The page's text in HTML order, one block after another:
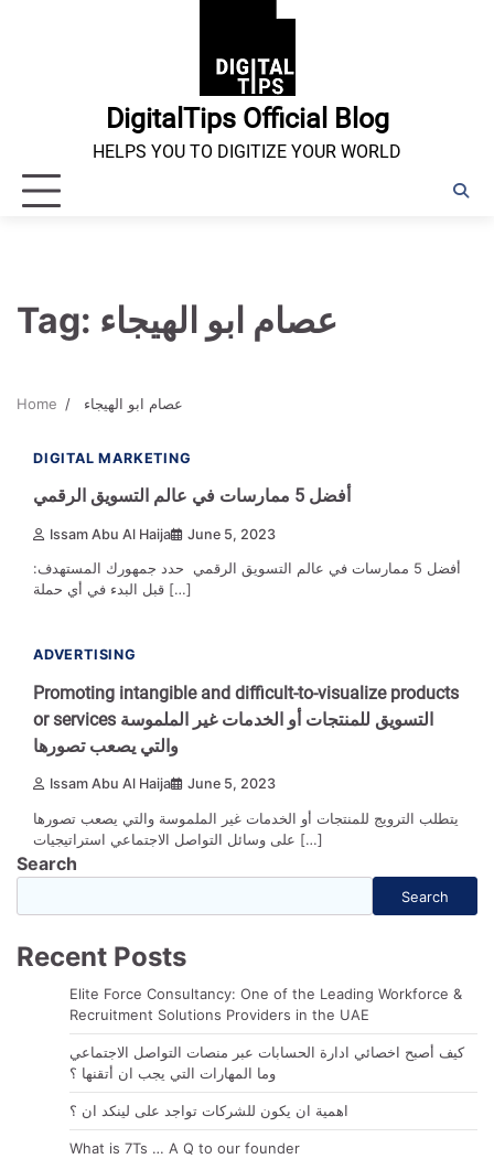
DigitalTips Official Blog
HELPS YOU TO DIGITIZE YOUR WORLD
Tag: عصام ابو الهيجاء
Home عصام ابو الهيجاء
1 min read 0
DIGITAL MARKETING
أفضل 5 ممارسات في عالم التسويق الرقمي
Issam Abu Al Haija June 5, 2023
أفضل 5 ممارسات في عالم التسويق الرقمي حدد جمهورك المستهدف:
قبل البدء في أي حملة […]
ADVERTISING
Promoting intangible and difficult-to-visualize products
or services التسويق للمنتجات أو الخدمات غير الملموسة
والتي يصعب تصورها
Issam Abu Al Haija June 5, 2023
يتطلب الترويج للمنتجات أو الخدمات غير الملموسة والتي يصعب تصورها
على وسائل التواصل الاجتماعي استراتيجيات […]
Search
Search
Recent Posts
Elite Force Consultancy: One of the Leading Workforce &
Recruitment Solutions Providers in the UAE
كيف أصبح اخصائي ادارة الحسابات عبر منصات التواصل الاجتماعي
وما المهارات التي يجب ان أتقنها ؟
اهمية ان يكون للشركات تواجد على لينكد ان ؟
What is 7Ts … A Q to our founder